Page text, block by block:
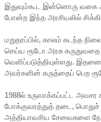
இதுவும்கூட இன்னொரு வகை
போன்ற இந்த அரசியலில்
மறுதரப்பில், காலம் கடந்த
செய்ய ரூடோ அரசு
வெளிப்படுத்தியுள்ளது.
அவர்களின் கருத்தைப் பெற
1988ல் உருவாக்கப்பட்ட அவசர
போக்குவரத்துத் தடை,
அத்தியாவசிய சேவைகளை